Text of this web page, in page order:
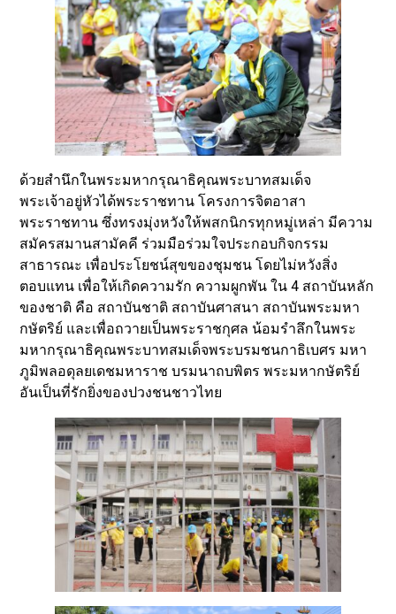
ด้วยสำนึกในพระมหากรุณาธิคุณพระบาทสมเด็จ
พระเจ้าอยู่หัวได้พระราชทาน โครงการจิตอาสา
พระราชทาน ซึ่งทรงมุ่งหวังให้พสกนิกรทุกหมู่เหล่า มีความ
สมัครสมานสามัคคี ร่วมมือร่วมใจประกอบกิจกรรม
สาธารณะ เพื่อประโยชน์สุขของชุมชน โดยไม่หวังสิ่ง
ตอบแทน เพื่อให้เกิดความรัก ความผูกพัน ใน 4 สถาบันหลัก
ของชาติ คือ สถาบันชาติ สถาบันศาสนา สถาบันพระมหา
กษัตริย์ และเพื่อถวายเป็นพระราชกุศล น้อมรำลึกในพระ
มหากรุณาธิคุณพระบาทสมเด็จพระบรมชนกาธิเบศร มหา
ภูมิพลอดุลยเดชมหาราช บรมนาถบพิตร พระมหากษัตริย์
อันเป็นที่รักยิ่งของปวงชนชาวไทย